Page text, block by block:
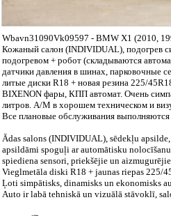
Wbavn31090Vk09597 - BMW X1 (2010,
Кожаный салон (INDIVIDUAL), подогрев
подогревом + робот (складываются
датчики давления в шинах, парковочные
литые диски R18 + новая резина 225/
BIXENON фары, КПП автомат. Очень
литров. А/М в хорошем техническом и
Все плановые обслуживания
Ādas salons (INDIVIDUAL), sēdekļu
apsildāmi spoguļi ar automātisku
spiediena sensori, priekšējie un
Vieglmetāla diski R18 + jaunas riepas 225/
Ļoti simpātisks, dinamisks un ekonomisks
Auto ir labā tehniskā un vizuālā stāvoklī,